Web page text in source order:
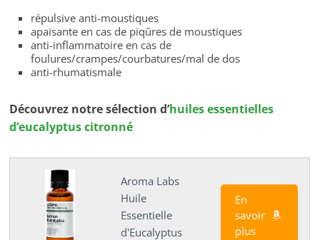
répulsive anti-moustiques
apaisante en cas de piqûres de moustiques
anti-inflammatoire en cas de
foulures/crampes/courbatures/mal de dos
anti-rhumatismale
Découvrez notre sélection d’huiles essentielles
d’eucalyptus citronné
Aroma Labs
Huile
Essentielle
d'Eucalyptus
En
savoir
plus